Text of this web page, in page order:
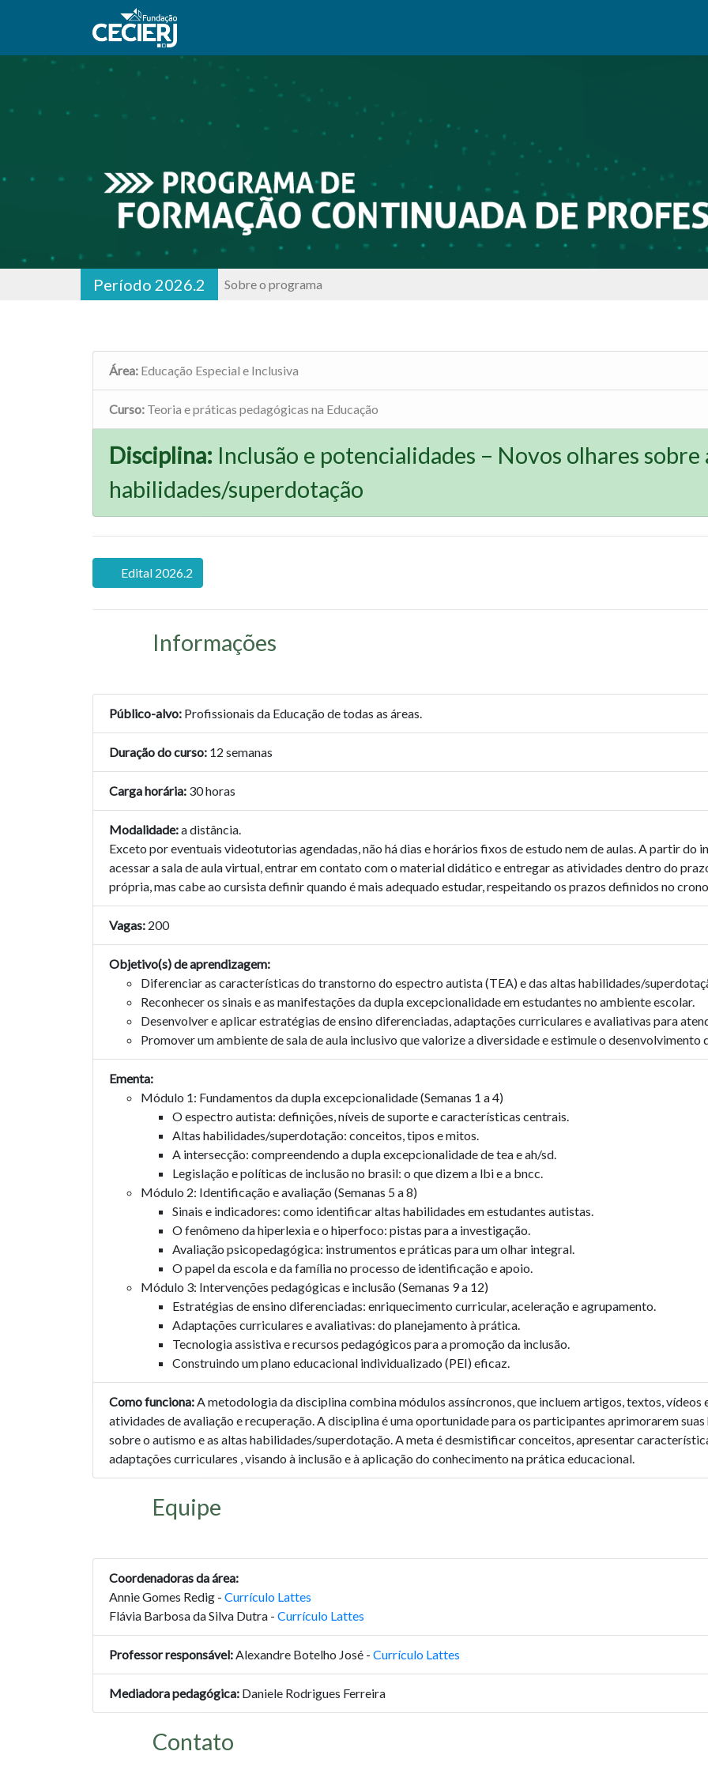
Período 2026.2 Sobre o programa
Área: Educação Especial e Inclusiva
Curso: Teoria e práticas pedagógicas na Educação
Disciplina: Inclusão e potencialidades – Novos olhares sobre
habilidades/superdotação
Edital 2026.2
Informações
Público-alvo: Profissionais da Educação de todas as áreas.
Duração do curso: 12 semanas
Carga horária: 30 horas
Modalidade:a distância.
Exceto por eventuais videotutorias agendadas, não há dias e horários fixos de estudo nem de aulas. A partir
acessar a sala de aula virtual, entrar em contato com o material didático e entregar as atividades dentro do
própria, mas cabe ao cursista definir quando é mais adequado estudar, respeitando os prazos definidos no
Vagas: 200
Objetivo(s) de aprendizagem:
Diferenciar as características do transtorno do espectro autista (TEA) e das altas habilidades/
Reconhecer os sinais e as manifestações da dupla excepcionalidade em estudantes no ambiente escolar.
Desenvolver e aplicar estratégias de ensino diferenciadas, adaptações curriculares e avaliativas para
Promover um ambiente de sala de aula inclusivo que valorize a diversidade e estimule o desenvolvimento
Ementa:
Módulo 1: Fundamentos da dupla excepcionalidade (Semanas 1 a 4)
O espectro autista: definições, níveis de suporte e características centrais.
Altas habilidades/superdotação: conceitos, tipos e mitos.
A intersecção: compreendendo a dupla excepcionalidade de tea e ah/sd.
Legislação e políticas de inclusão no brasil: o que dizem a lbi e a bncc.
Módulo 2: Identificação e avaliação (Semanas 5 a 8)
Sinais e indicadores: como identificar altas habilidades em estudantes autistas.
O fenômeno da hiperlexia e o hiperfoco: pistas para a investigação.
Avaliação psicopedagógica: instrumentos e práticas para um olhar integral.
O papel da escola e da família no processo de identificação e apoio.
Módulo 3: Intervenções pedagógicas e inclusão (Semanas 9 a 12)
Estratégias de ensino diferenciadas: enriquecimento curricular, aceleração e agrupamento.
Adaptações curriculares e avaliativas: do planejamento à prática.
Tecnologia assistiva e recursos pedagógicos para a promoção da inclusão.
Construindo um plano educacional individualizado (PEI) eficaz.
Como funciona:A metodologia da disciplina combina módulos assíncronos, que incluem artigos, textos, vídeos
atividades de avaliação e recuperação. A disciplina é uma oportunidade para os participantes aprimorarem
sobre o autismo e as altas habilidades/superdotação. A meta é desmistificar conceitos, apresentar
adaptações curriculares , visando à inclusão e à aplicação do conhecimento na prática educacional.
Equipe
Coordenadoras da área:
Annie Gomes Redig - Currículo Lattes
Flávia Barbosa da Silva Dutra - Currículo Lattes
Professor responsável:Alexandre Botelho José - Currículo Lattes
Mediadora pedagógica: Daniele Rodrigues Ferreira
Contato